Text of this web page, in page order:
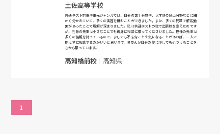
土佐高等学校
共通テスト対策や単元ジャンルでは、自分の苦手分野や、大学別の頻出分野などに細
かく分かれていて、多くの演習を積むことができました。また、多くの問題で解説動
画があったことで理解が深まりました。私は共通テストの後で出願校を変えたのです
が、担任の先生は小さなことでも親身に相談に乗ってくださいました。担任の先生は
多くの情報を持っているので、少しでも不安なことや気になることがあれば、一人で
抱えずに相談するのがいいと思います。皆さんが自分の夢に少しでも近づけることを
心から願っています。
高知橋前校 ｜高知県
1